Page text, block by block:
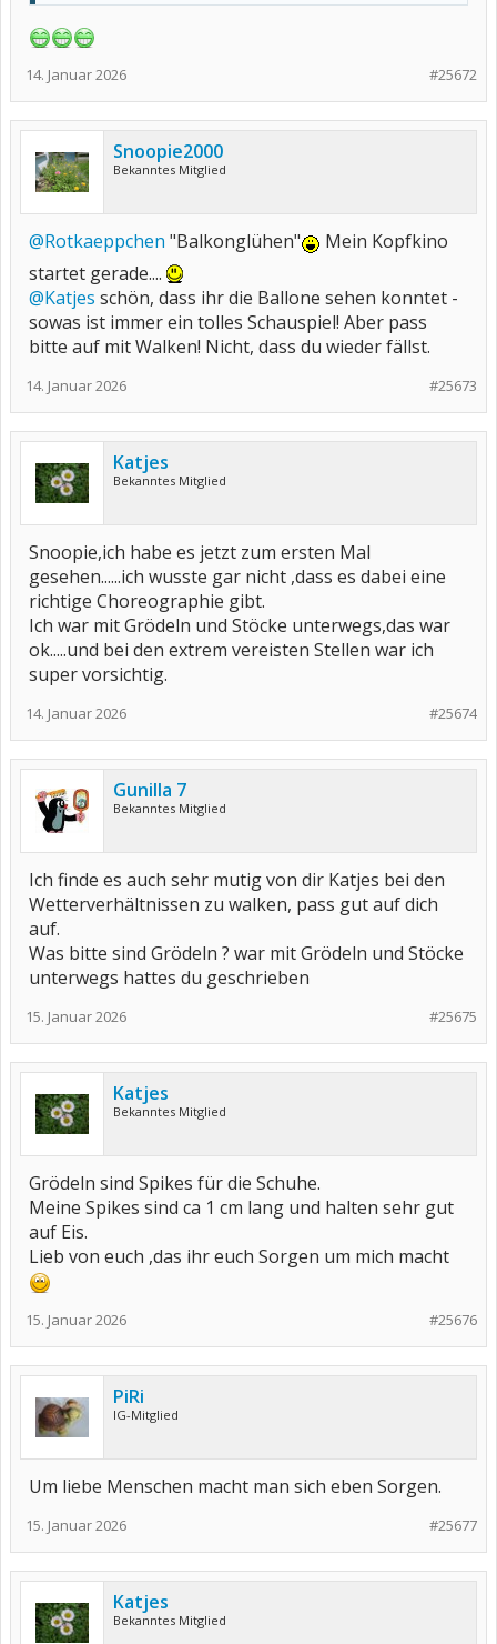
#25672
14. Januar 2026
Snoopie2000
Bekanntes Mitglied
@Rotkaeppchen "Balkonglühen"
Mein Kopfkino
startet gerade....
@Katjes schön, dass ihr die Ballone sehen konntet -
sowas ist immer ein tolles Schauspiel! Aber pass
bitte auf mit Walken! Nicht, dass du wieder fällst.
#25673
14. Januar 2026
Katjes
Bekanntes Mitglied
Snoopie,ich habe es jetzt zum ersten Mal
gesehen......ich wusste gar nicht ,dass es dabei eine
richtige Choreographie gibt.
Ich war mit Grödeln und Stöcke unterwegs,das war
ok.....und bei den extrem vereisten Stellen war ich
super vorsichtig.
#25674
14. Januar 2026
Gunilla 7
Bekanntes Mitglied
Ich finde es auch sehr mutig von dir Katjes bei den
Wetterverhältnissen zu walken, pass gut auf dich
auf.
Was bitte sind Grödeln ? war mit Grödeln und Stöcke
unterwegs hattes du geschrieben
#25675
15. Januar 2026
Katjes
Bekanntes Mitglied
Grödeln sind Spikes für die Schuhe.
Meine Spikes sind ca 1 cm lang und halten sehr gut
auf Eis.
Lieb von euch ,das ihr euch Sorgen um mich macht
#25676
15. Januar 2026
PiRi
IG-Mitglied
Um liebe Menschen macht man sich eben Sorgen.
#25677
15. Januar 2026
Katjes
Bekanntes Mitglied